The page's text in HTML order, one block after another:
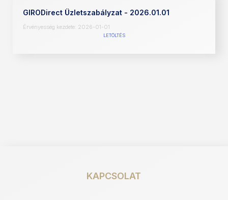
GIRODirect Üzletszabályzat - 2026.01.01
Érvényesség kezdete: 2026-01-01
LETÖLTÉS
KAPCSOLAT